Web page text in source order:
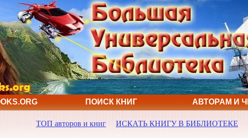
ПОИСК КНИГ АВТОРАМ И
ТОП авторов и книг ИСКАТЬ КНИГУ В БИБЛИОТЕКЕ